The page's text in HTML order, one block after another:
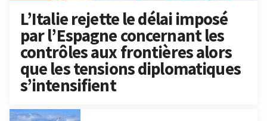
L’Italie rejette le délai imposé
par l’Espagne concernant les
contrôles aux frontières alors
que les tensions diplomatiques
s’intensifient